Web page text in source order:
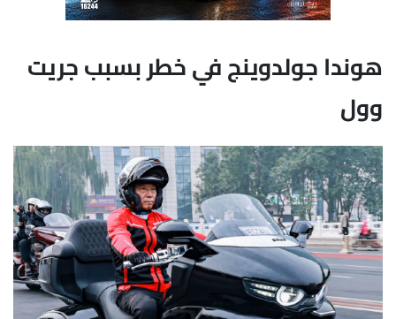
هوندا جولدوينج في خطر بسبب جريت
وول